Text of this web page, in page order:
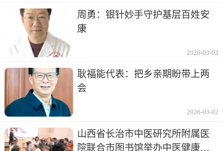
周勇：银针妙手守护基层百姓安
康
2026-03-02
耿福能代表：把乡亲期盼带上两
会
2026-03-02
山西省长治市中医研究所附属医
院联合市图书馆举办中医健康讲